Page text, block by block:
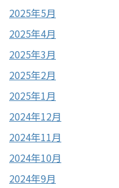
2025年5月
2025年4月
2025年3月
2025年2月
2025年1月
2024年12月
2024年11月
2024年10月
2024年9月